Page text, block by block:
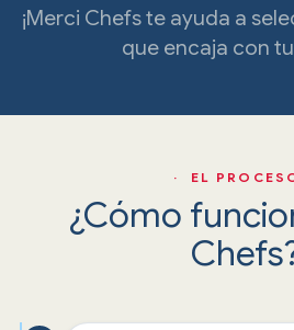
¡Merci Chefs te ayuda a
que encaja con
· EL
¿Cómo